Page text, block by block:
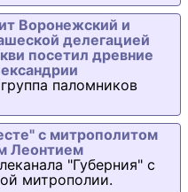
Воронежский и
делегацией
посетил древние
паломников
с митрополитом
Леонтием
"Губерния" с
митрополии.